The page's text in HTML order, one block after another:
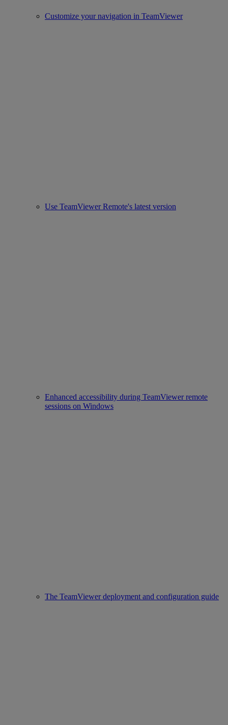
Customize your navigation in TeamViewer
Use TeamViewer Remote's latest version
Enhanced accessibility during TeamViewer remote
sessions on Windows
The TeamViewer deployment and configuration guide